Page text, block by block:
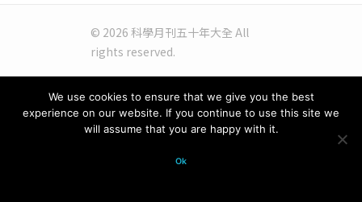
© 2026 科學月刊五十年大全 All
rights reserved.
We use cookies to ensure that we give you the best
experience on our website. If you continue to use this site we
will assume that you are happy with it.
Ok